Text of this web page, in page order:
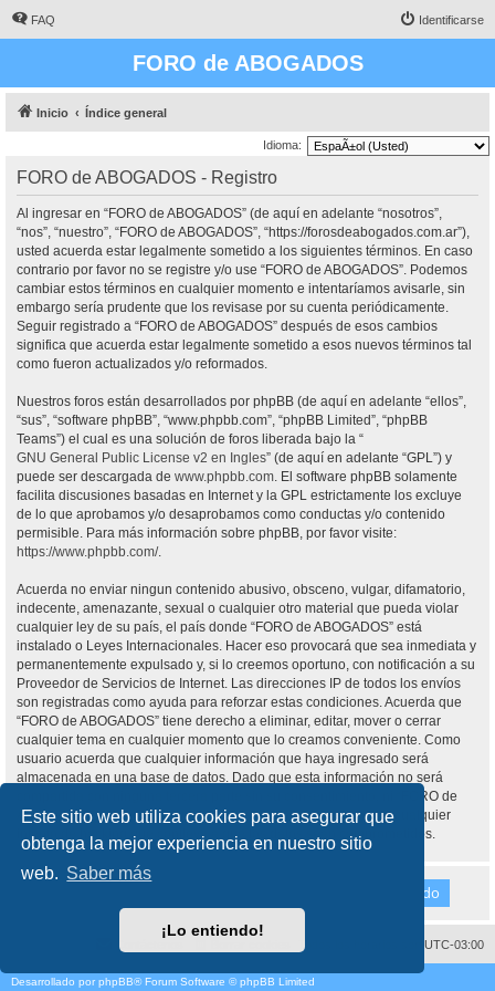
Este sitio web utiliza cookies para asegurar que
obtenga la mejor experiencia en nuestro sitio
web. Saber más
¡Lo entiendo!
FAQ Identificarse
FORO de ABOGADOS
Inicio Índice general
Idioma:
FORO de ABOGADOS - Registro
Al ingresar en “FORO de ABOGADOS” (de aquí en adelante “nosotros”,
“nos”, “nuestro”, “FORO de ABOGADOS”, “https://forosdeabogados.com.ar”),
usted acuerda estar legalmente sometido a los siguientes términos. En caso
contrario por favor no se registre y/o use “FORO de ABOGADOS”. Podemos
cambiar estos términos en cualquier momento e intentaríamos avisarle, sin
embargo sería prudente que los revisase por su cuenta periódicamente.
Seguir registrado a “FORO de ABOGADOS” después de esos cambios
significa que acuerda estar legalmente sometido a esos nuevos términos tal
como fueron actualizados y/o reformados.
Nuestros foros están desarrollados por phpBB (de aquí en adelante “ellos”,
“sus”, “software phpBB”, “www.phpbb.com”, “phpBB Limited”, “phpBB
Teams”) el cual es una solución de foros liberada bajo la “
GNU General Public License v2 en Ingles” (de aquí en adelante “GPL”) y
puede ser descargada de www.phpbb.com. El software phpBB solamente
facilita discusiones basadas en Internet y la GPL estrictamente los excluye
de lo que aprobamos y/o desaprobamos como conductas y/o contenido
permisible. Para más información sobre phpBB, por favor visite:
https://www.phpbb.com/.
Acuerda no enviar ningun contenido abusivo, obsceno, vulgar, difamatorio,
indecente, amenazante, sexual o cualquier otro material que pueda violar
cualquier ley de su país, el país donde “FORO de ABOGADOS” está
instalado o Leyes Internacionales. Hacer eso provocará que sea inmediata y
permanentemente expulsado y, si lo creemos oportuno, con notificación a su
Proveedor de Servicios de Internet. Las direcciones IP de todos los envíos
son registradas como ayuda para reforzar estas condiciones. Acuerda que
“FORO de ABOGADOS” tiene derecho a eliminar, editar, mover o cerrar
cualquier tema en cualquier momento que lo creamos conveniente. Como
usuario acuerda que cualquier información que haya ingresado será
almacenada en una base de datos. Dado que esta información no será
compartida con ninguna tercera parte sin su consentimiento, ni “FORO de
ABOGADOS” ni phpBB podrán considerarse responsables por cualquier
intento de hacking que conlleve a que los datos sean comprometidos.
UTC-03:00
Desarrollado por phpBB® Forum Software © phpBB Limited